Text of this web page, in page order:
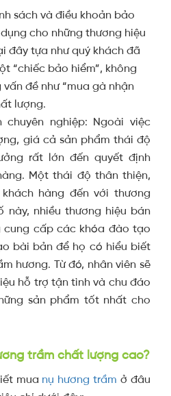
sách và điều khoản bảo
cho những thương hiệu
đây tựa như quý khách đã
“chiếc bảo hiểm”, không
đề như “mua gà nhận
lượng.
nghiệp: Ngoài việc
giá cả sản phẩm thái độ
rất lớn đến quyết định
Một thái độ thân thiện,
hàng đến với thương
này, nhiều thương hiệu bán
cung cấp các khóa đào tạo
bài bản để họ có hiểu biết
hương. Từ đó, nhân viên sẽ
hỗ trợ tận tình và chu đáo
sản phẩm tốt nhất cho
trầm chất lượng cao?
mua nụ hương trầm ở đâu